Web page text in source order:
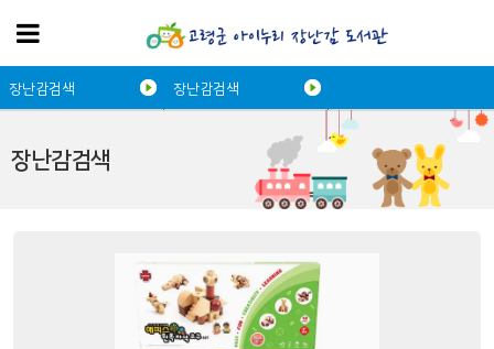
장난감검색
장난감검색 장난감검색